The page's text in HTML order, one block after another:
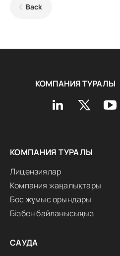
Back
КОМПАНИЯ ТУРАЛЫ
КОМПАНИЯ ТУРАЛЫ
Лицензиялар
Компания жаңалықтары
Бос жұмыс орындары
Бізбен байланысыңыз
САУДА